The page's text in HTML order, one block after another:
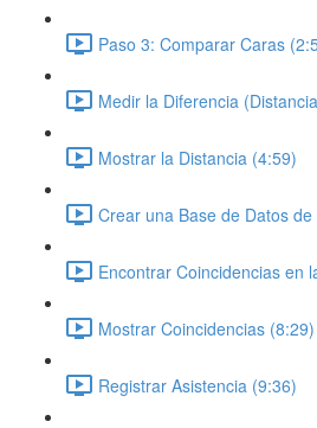
Paso 3: Comparar Caras
Medir la Diferencia
Mostrar la Distancia (4:59)
Crear una Base de Datos
Encontrar Coincidencias en
Mostrar Coincidencias (8:29)
Registrar Asistencia (9:36)